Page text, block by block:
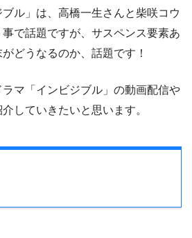
ル」は、高橋一生さんと柴咲コウ
で話題ですが、サスペンス要素あ
どうなるのか、話題です！
マ「インビジブル」の動画配信や
していきたいと思います。